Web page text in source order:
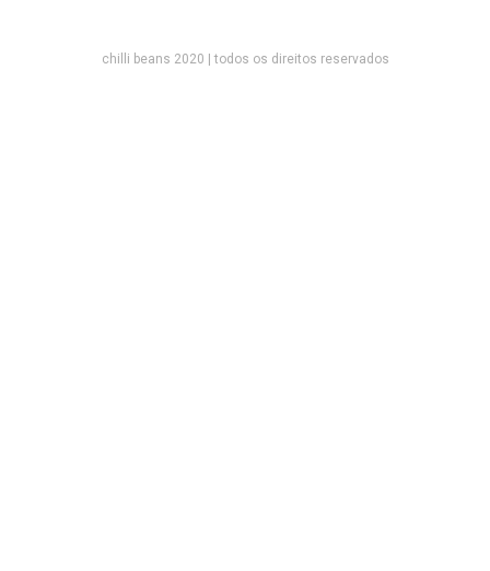
chilli beans 2020 | todos os direitos reservados